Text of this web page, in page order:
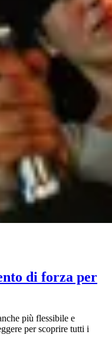
di forza per
più flessibile e
per scoprire tutti i